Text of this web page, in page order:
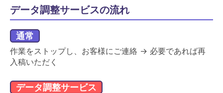
データ調整サービスの流れ
通常
作業をストップし、お客様にご連絡 → 必要であれば再
入稿いただく
データ調整サービス